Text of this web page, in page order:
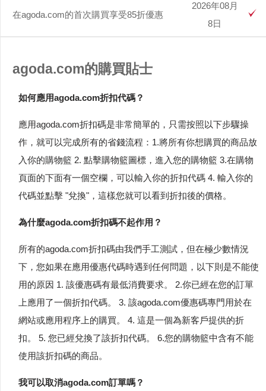
在agoda.com的首次購買享受85折優惠
2026年08月
8日
agoda.com的購買貼士
如何應用agoda.com折扣代碼？
應用agoda.com折扣碼是非常簡單的，只需按照以下步驟操
作，就可以完成所有的省錢流程：1.將所有你想購買的商品放
入你的購物籃 2. 點擊購物籃圖標，進入您的購物籃 3.在購物
頁面的下面有一個空欄，可以輸入你的折扣代碼 4. 輸入你的
代碼並點擊 "兌換"，這樣您就可以看到折扣後的價格。
為什麼agoda.com折扣碼不起作用？
所有的agoda.com折扣碼由我們手工測試，但在極少數情況
下，您如果在應用優惠代碼時遇到任何問題，以下則是不能使
用的原因 1. 該優惠碼有最低消費要求。 2.你已經在您的訂單
上應用了一個折扣代碼。 3. 該agoda.com優惠碼專門用於在
網站或應用程序上的購買。 4. 這是一個為新客戶提供的折
扣。 5. 您已經兌換了該折扣代碼。 6.您的購物籃中含有不能
使用該折扣碼的商品。
我可以取消agoda.com訂單嗎？